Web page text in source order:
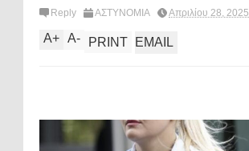
Reply ΑΣΤΥΝΟΜΙΑ Απριλίου 28, 2025
A+ A- PRINT EMAIL